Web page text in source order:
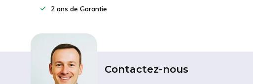
2 ans de Garantie
Contactez-nous